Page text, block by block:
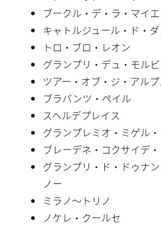
ブークル・デ・ラ・マイ
キャトルジュール・ド・
トロ・ブロ・レオン
グランプリ・デュ・モル
ツアー・オブ・ジ・アルプ
ブラバンツ・ペイル
スヘルデプレイス
グランプレミオ・ミゲル
ブレーデネ・コクサイデ
グランプリ・ド・ドゥナ
ノー
ミラノ〜トリノ
ノケレ・クールセ